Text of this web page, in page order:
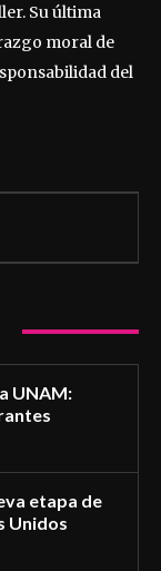
Su última
moral de
del
UNAM:
etapa de
Unidos